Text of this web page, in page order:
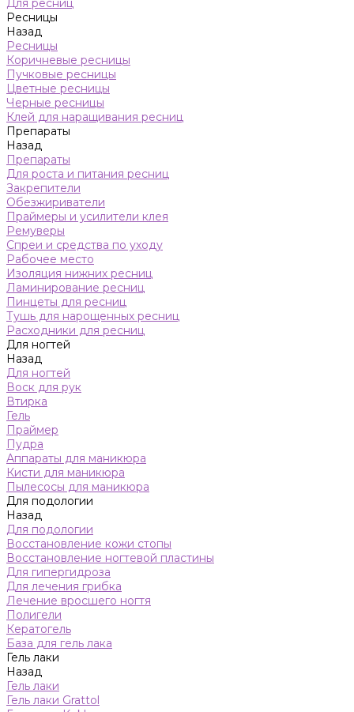
Для ресниц
Ресницы
Назад
Ресницы
Коричневые ресницы
Пучковые ресницы
Цветные ресницы
Черные ресницы
Клей для наращивания ресниц
Препараты
Назад
Препараты
Для роста и питания ресниц
Закрепители
Обезжириватели
Праймеры и усилители клея
Ремуверы
Спреи и средства по уходу
Рабочее место
Изоляция нижних ресниц
Ламинирование ресниц
Пинцеты для ресниц
Тушь для нарощенных ресниц
Расходники для ресниц
Для ногтей
Назад
Для ногтей
Воск для рук
Втирка
Гель
Праймер
Пудра
Аппараты для маникюра
Кисти для маникюра
Пылесосы для маникюра
Для подологии
Назад
Для подологии
Восстановление кожи стопы
Восстановление ногтевой пластины
Для гипергидроза
Для лечения грибка
Лечение вросшего ногтя
Полигели
Кератогель
База для гель лака
Гель лаки
Назад
Гель лаки
Гель лаки Grattol